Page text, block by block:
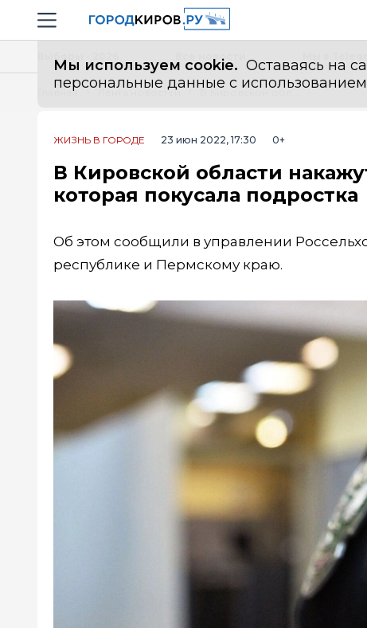
Навигация сайта
Мы используем cookie. Оставаясь на
персональные данные с
Все новости
Главная Лента новостей
ЖИЗНЬ В ГОРОДЕ 23 июн 2022, 17:30 0+
В Кировской области
которая покусала подростка
Об этом сообщили в управлении
республике и Пермскому краю.